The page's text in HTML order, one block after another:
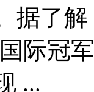
据了
际冠
...